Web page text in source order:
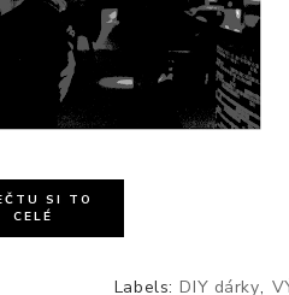
SI TO
CELÉ
Labels: DIY dárky,